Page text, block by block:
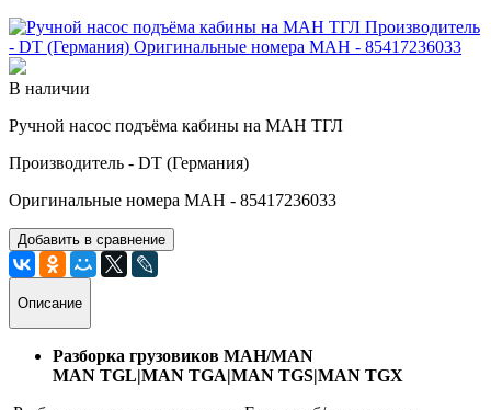
В наличии
Ручной насос подъёма кабины на МАН ТГЛ
Производитель - DT (Германия)
Оригинальные номера МАН - 85417236033
Добавить в сравнение
Описание
Разборка грузовиков МАН/MAN
MAN TGL|MAN TGA|MAN TGS|MAN TGX